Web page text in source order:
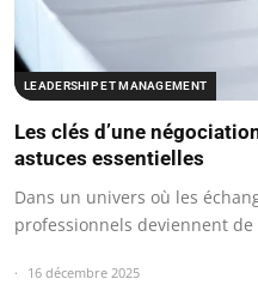
LEADERSHIP ET MANAGEMENT
Les clés d’une
astuces essentielles
Dans un univers où les
professionnels deviennent
16 décembre 2025